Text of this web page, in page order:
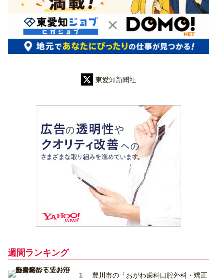
東愛知新聞社
週間ランキング
豊川市の「おがわ歯科口腔外科・矯正